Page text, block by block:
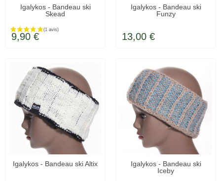
(1 avis)
LIVRÉ SOUS 48H
Igalykos - Bandeau ski
Skead
9,90 €
LIVRÉ SOUS 48H
Igalykos - Bandeau ski
Funzy
13,00 €
LIVRÉ SOUS 48H
Igalykos - Bandeau ski Altix EN STOCK
Igalykos - Bandeau ski
Iceby